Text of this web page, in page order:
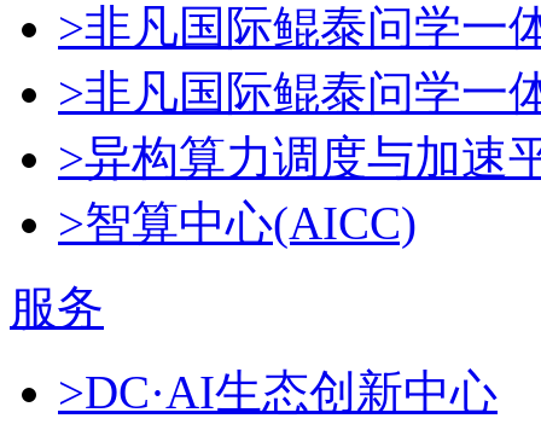
>非凡国际鲲泰问学一
>非凡国际鲲泰问学一
>异构算力调度与加速
>智算中心(AICC)
服务
>DC·AI生态创新中心